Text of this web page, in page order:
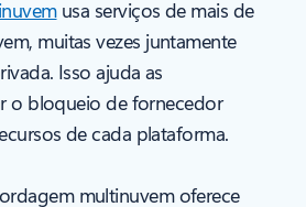
usa serviços de mais de
muitas vezes juntamente
Isso ajuda as
o bloqueio de fornecedor
de cada plataforma.
multinuvem oferece